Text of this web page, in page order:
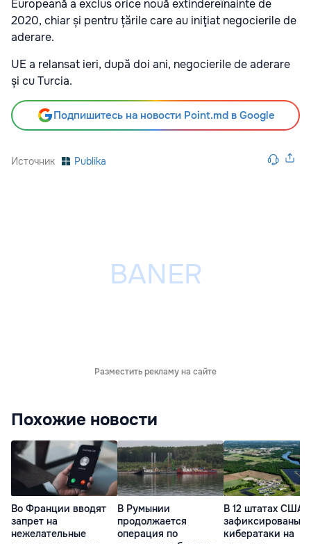
Europeană a exclus orice nouă extindereînainte de
2020, chiar și pentru țările care au iniţiat negocierile de
aderare.
UE a relansat ieri, după doi ani, negocierile de aderare
și cu Turcia.
Подпишитесь на новости Point.md в Google
Источник Publika
Разместить рекламу на сайте
Похожие новости
Во Франции вводят
запрет на
нежелательные
В Румынии
продолжается
операция по
В 12 штатах США
зафиксированы
кибератаки на